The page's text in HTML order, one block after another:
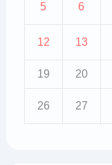
5 6
12 13
19 20
26 27